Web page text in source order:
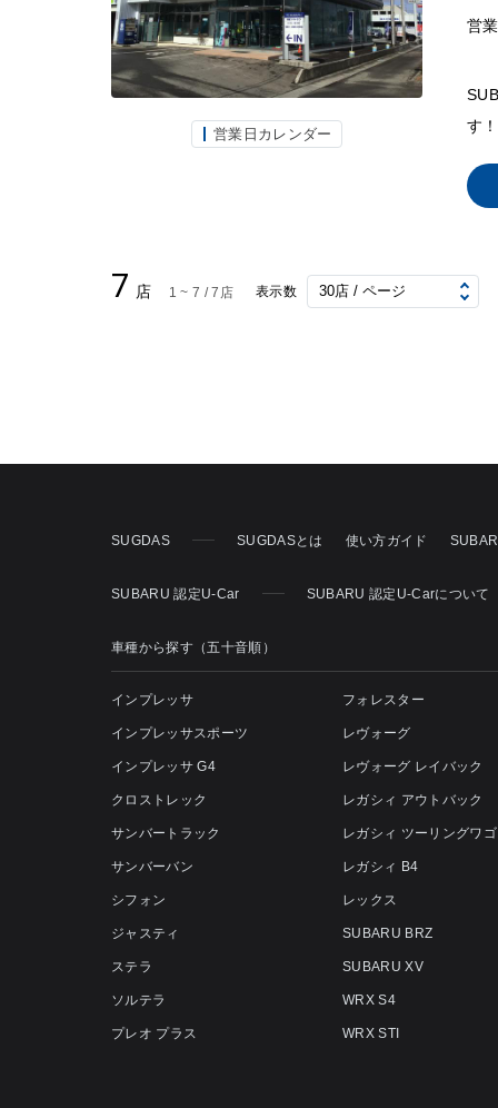
営業日カレンダー
営
す
7 店 1 ~ 7 / 7店 表示数
SUGDAS SUGDASとは 使い方ガイド
SUBARU 認定U-Car SUBARU 認定U-Carについて
車種から探す（五十音順）
インプレッサ
インプレッサスポーツ
インプレッサ G4
クロストレック
サンバートラック
サンバーバン
シフォン
ジャスティ
ステラ
ソルテラ
プレオ プラス
フォレスター
レヴォーグ
レヴォーグ レイバック
レガシィ アウトバック
レガシィ ツーリングワ
レガシィ B4
レックス
SUBARU BRZ
SUBARU XV
WRX S4
WRX STI